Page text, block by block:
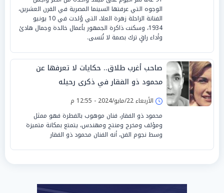
الوجوه التي عرفتها السينما المصرية في القرن العشرين،
الفنانة الراحلة زهرة العلا، التي وُلدت في 10 يونيو
1934، وسكنت ذاكرة الجمهور بأعمال خالدة وجمال هادئ
وأداء راقٍ ترك بصمة لا تُنسى.
صاحب أغرب طلاق.. حكايات لا تعرفها عن
محمود ذو الفقار في ذكرى رحيله
الأربعاء 22/مايو/2024 - 12:55 م
محمود ذو الفقار، فنان موهوب بالفطرة فهو ممثل
ومؤلف ومخرج ومنتج ومهندس، يتمتع بمكانة متميزة
وسط نجوم الفن، أنه الفنان محمود ذو الفقار